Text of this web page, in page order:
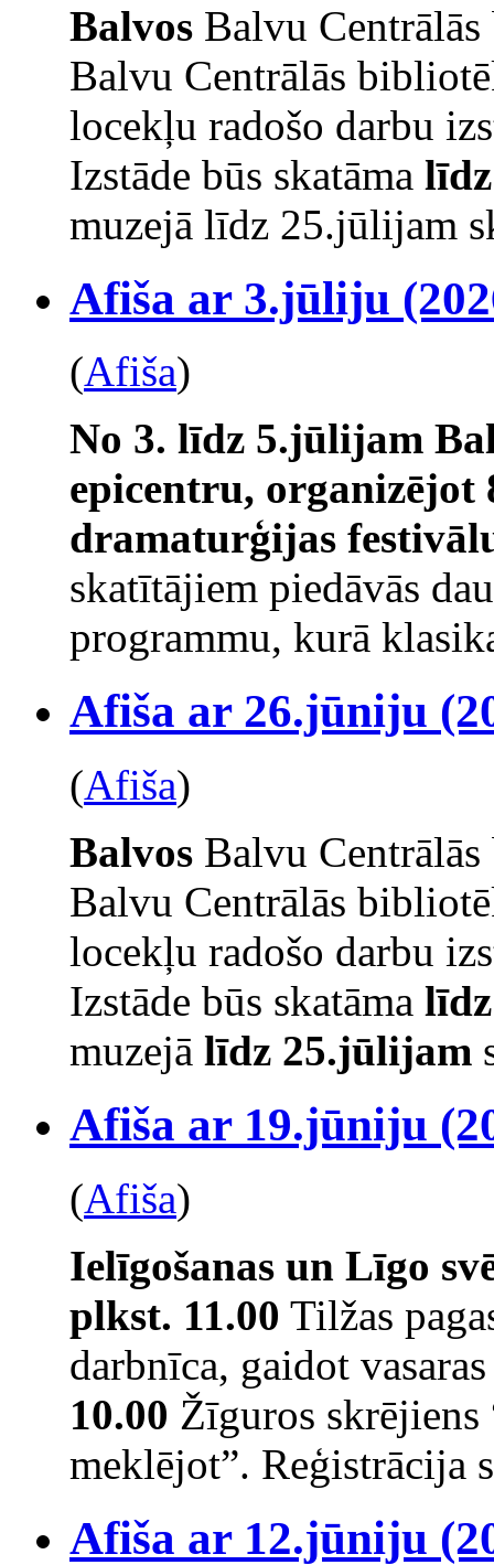
Balvos Balvu Centrālās
Balvu Centrālās
locekļu radošo darbu
Izstāde būs skatāma
muzejā līdz 25.jūlijam
Afiša ar 3.jūliju
(Afiša)
No 3. līdz 5.jūlijam
epicentru, organizējot
dramaturģijas
skatītājiem piedāvās
programmu, kurā
Afiša ar 26.jūniju
(Afiša)
Balvos Balvu Centrālās
Balvu Centrālās
locekļu radošo darbu
Izstāde būs skatāma
muzejā līdz 25.jūlijam
Afiša ar 19.jūniju
(Afiša)
Ielīgošanas un Līgo
plkst. 11.00 Tilžas
darbnīca, gaidot
10.00 Žīguros skrējiens
meklējot”. Reģistrācija
Afiša ar 12.jūniju